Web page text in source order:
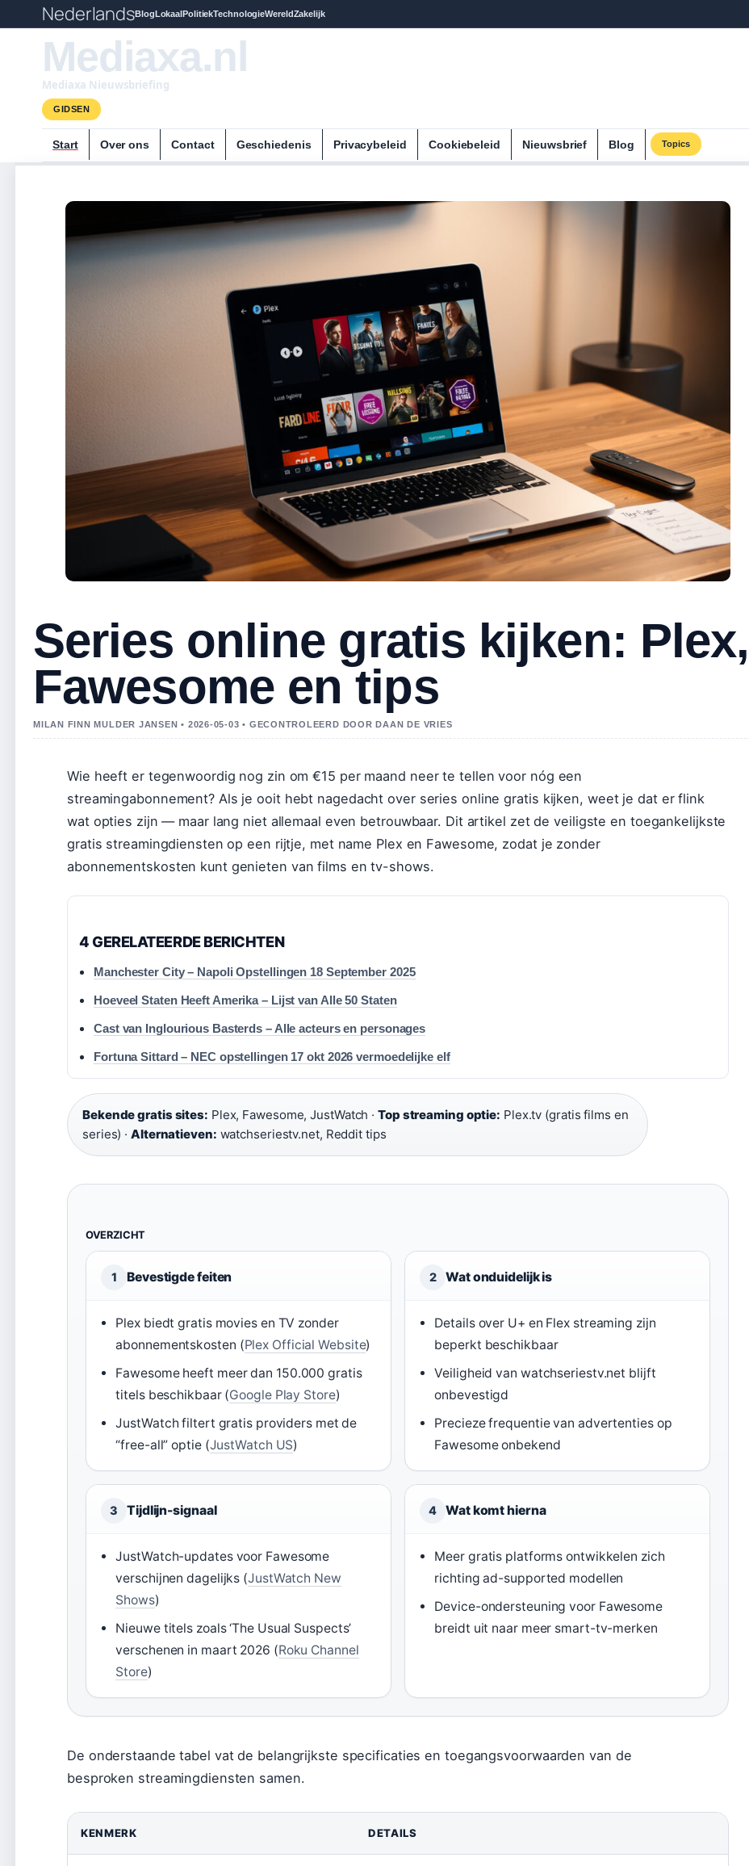
NederlandsBlogLokaalPolitiekTechnologieWereldZakelijk
Mediaxa.nl
Mediaxa Nieuwsbriefing
GIDSEN
Start Over ons Contact Geschiedenis Privacybeleid Cookiebeleid Nieuwsbrief Blog Topics
Series online gratis kijken: Plex,
Fawesome en tips
MILAN FINN MULDER JANSEN • 2026-05-03 • GECONTROLEERD DOOR DAAN DE VRIES
Wie heeft er tegenwoordig nog zin om €15 per maand neer te tellen voor nóg een
streamingabonnement? Als je ooit hebt nagedacht over series online gratis kijken, weet je dat er flink
wat opties zijn — maar lang niet allemaal even betrouwbaar. Dit artikel zet de veiligste en toegankelijkste
gratis streamingdiensten op een rijtje, met name Plex en Fawesome, zodat je zonder
abonnementskosten kunt genieten van films en tv-shows.
4 GERELATEERDE BERICHTEN
Manchester City – Napoli Opstellingen 18 September 2025
Hoeveel Staten Heeft Amerika – Lijst van Alle 50 Staten
Cast van Inglourious Basterds – Alle acteurs en personages
Fortuna Sittard – NEC opstellingen 17 okt 2026 vermoedelijke elf
Bekende gratis sites: Plex, Fawesome, JustWatch ·Top streaming optie: Plex.tv (gratis films en
series) ·Alternatieven: watchseriestv.net, Reddit tips
OVERZICHT
1 Bevestigde feiten
Plex biedt gratis movies en TV zonder
abonnementskosten (Plex Official Website)
Fawesome heeft meer dan 150.000 gratis
titels beschikbaar (Google Play Store)
JustWatch filtert gratis providers met de
“free-all” optie (JustWatch US)
2 Wat onduidelijk is
Details over U+ en Flex streaming zijn
beperkt beschikbaar
Veiligheid van watchseriestv.net blijft
onbevestigd
Precieze frequentie van advertenties op
Fawesome onbekend
3 Tijdlijn-signaal
JustWatch-updates voor Fawesome
verschijnen dagelijks (JustWatch New
Shows)
Nieuwe titels zoals ‘The Usual Suspects’
verschenen in maart 2026 (Roku Channel
Store)
4 Wat komt hierna
Meer gratis platforms ontwikkelen zich
richting ad-supported modellen
Device-ondersteuning voor Fawesome
breidt uit naar meer smart-tv-merken
De onderstaande tabel vat de belangrijkste specificaties en toegangsvoorwaarden van de
besproken streamingdiensten samen.
KENMERK DETAILS